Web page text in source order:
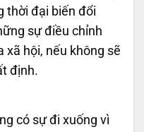
thời đại biến đổi
sự điều chỉnh
xã hội, nếu không sẽ
định.
có sự đi xuống vì